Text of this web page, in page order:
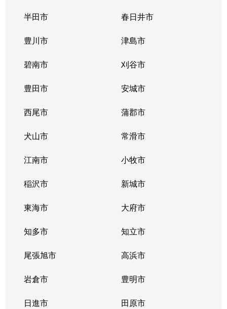
半田市 春日井市
豊川市 津島市
碧南市 刈谷市
豊田市 安城市
西尾市 蒲郡市
犬山市 常滑市
江南市 小牧市
稲沢市 新城市
東海市 大府市
知多市 知立市
尾張旭市 高浜市
岩倉市 豊明市
日進市 田原市